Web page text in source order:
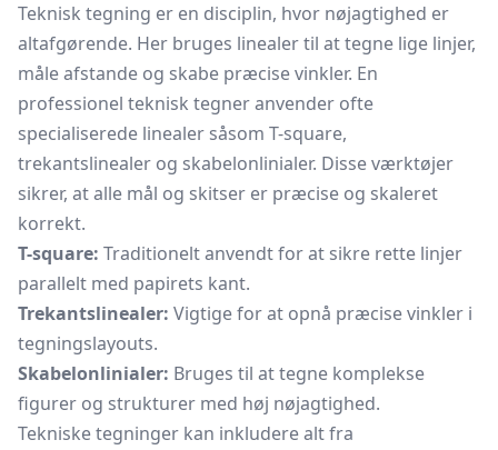
Teknisk tegning er en disciplin, hvor nøjagtighed er
altafgørende. Her bruges linealer til at tegne lige linjer,
måle afstande og skabe præcise vinkler. En
professionel teknisk tegner anvender ofte
specialiserede linealer såsom T-square,
trekantslinealer og skabelonlinialer. Disse værktøjer
sikrer, at alle mål og skitser er præcise og skaleret
korrekt.
T-square: Traditionelt anvendt for at sikre rette linjer
parallelt med papirets kant.
Trekantslinealer: Vigtige for at opnå præcise vinkler i
tegningslayouts.
Skabelonlinialer: Bruges til at tegne komplekse
figurer og strukturer med høj nøjagtighed.
Tekniske tegninger kan inkludere alt fra